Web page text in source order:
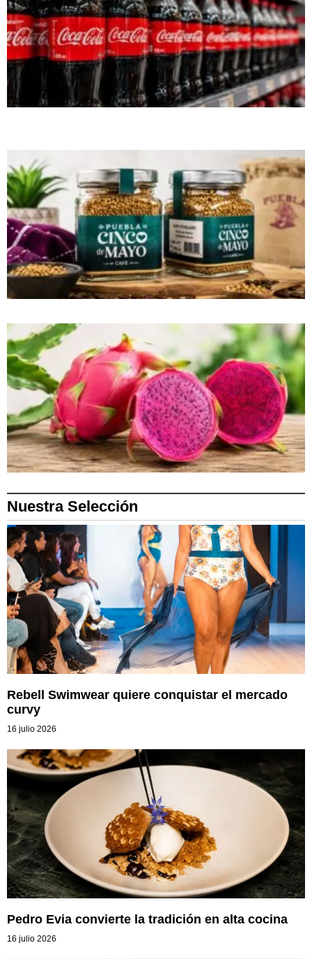
Nuestra Selección
Rebell Swimwear quiere conquistar el mercado
curvy
16 julio 2026
Pedro Evia convierte la tradición en alta cocina
16 julio 2026